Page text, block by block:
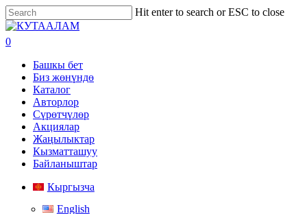
Skip
to
main
content
Hit enter to search or ESC to close
Close
Search
search
0
Башкы бет
Биз жөнүндө
Каталог
Авторлор
Сүрөтчүлөр
Акциялар
Жаңылыктар
Кызматташуу
Байланыштар
Кыргызча
English